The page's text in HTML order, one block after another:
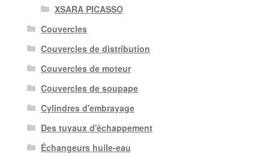
XSARA PICASSO
Couvercles
Couvercles de distribution
Couvercles de moteur
Couvercles de soupape
Cylindres d'embrayage
Des tuyaux d'échappement
Échangeurs huile-eau